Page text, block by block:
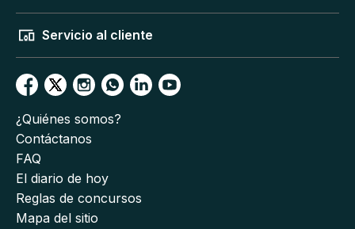
Servicio al cliente
¿Quiénes somos?
Contáctanos
FAQ
El diario de hoy
Reglas de concursos
Mapa del sitio